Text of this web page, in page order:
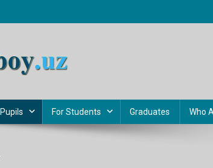
Pupils For Students Graduates Who